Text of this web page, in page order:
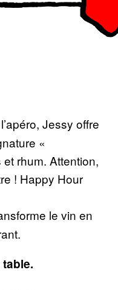
Jessy offre
«
rhum. Attention,
! Happy Hour
le vin en